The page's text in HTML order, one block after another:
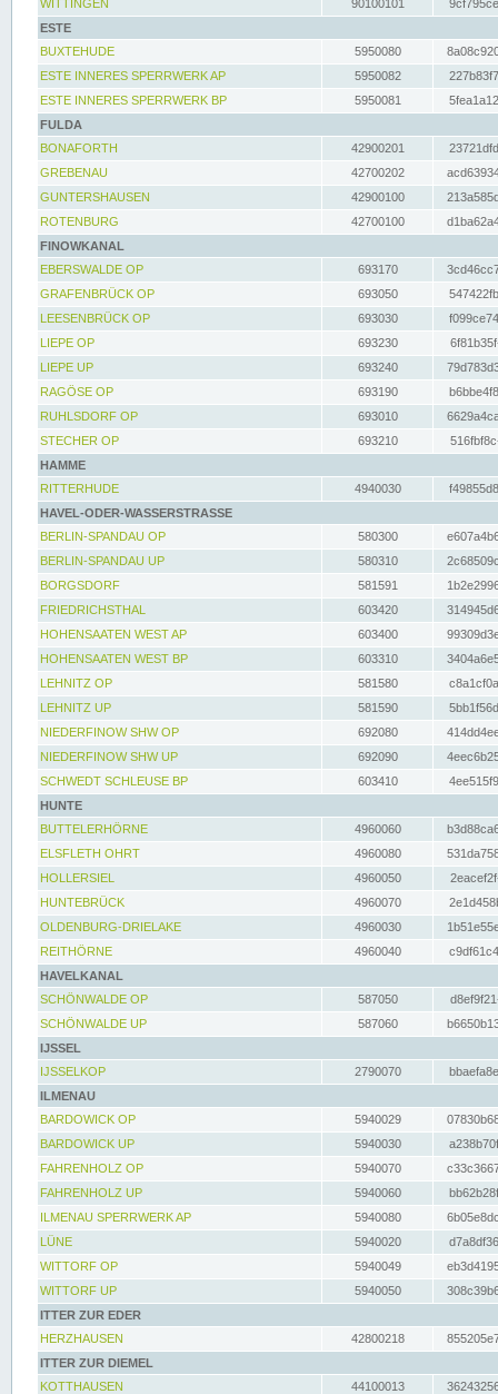
WITTINGEN
90100101
ESTE
BUXTEHUDE
5950080
ESTE INNERES SPERRWERK AP
5950082
ESTE INNERES SPERRWERK BP
5950081
FULDA
BONAFORTH
42900201
GREBENAU
42700202
GUNTERSHAUSEN
42900100
ROTENBURG
42700100
FINOWKANAL
EBERSWALDE OP
693170
GRAFENBRÜCK OP
693050
LEESENBRÜCK OP
693030
LIEPE OP
693230
LIEPE UP
693240
RAGÖSE OP
693190
RUHLSDORF OP
693010
STECHER OP
693210
HAMME
RITTERHUDE
4940030
HAVEL-ODER-WASSERSTRASSE
BERLIN-SPANDAU OP
580300
BERLIN-SPANDAU UP
580310
BORGSDORF
581591
FRIEDRICHSTHAL
603420
HOHENSAATEN WEST AP
603400
HOHENSAATEN WEST BP
603310
LEHNITZ OP
581580
LEHNITZ UP
581590
NIEDERFINOW SHW OP
692080
NIEDERFINOW SHW UP
692090
SCHWEDT SCHLEUSE BP
603410
HUNTE
BUTTELERHÖRNE
4960060
ELSFLETH OHRT
4960080
HOLLERSIEL
4960050
HUNTEBRÜCK
4960070
OLDENBURG-DRIELAKE
4960030
REITHÖRNE
4960040
HAVELKANAL
SCHÖNWALDE OP
587050
SCHÖNWALDE UP
587060
IJSSEL
IJSSELKOP
2790070
ILMENAU
BARDOWICK OP
5940029
BARDOWICK UP
5940030
FAHRENHOLZ OP
5940070
FAHRENHOLZ UP
5940060
ILMENAU SPERRWERK AP
5940080
LÜNE
5940020
WITTORF OP
5940049
WITTORF UP
5940050
ITTER ZUR EDER
HERZHAUSEN
42800218
ITTER ZUR DIEMEL
KOTTHAUSEN
44100013